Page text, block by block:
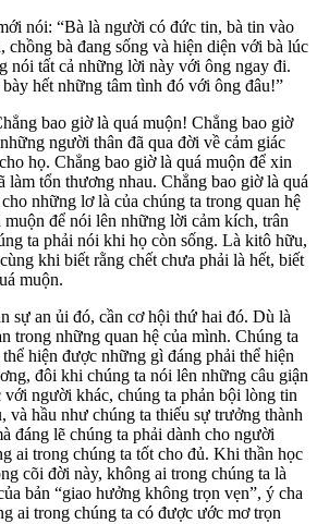
nói: “Bà là người có đức tin, bà tin vào
chồng bà đang sống và hiện diện với bà lúc
nói tất cả những lời này với ông ngay đi.
hết những tâm tình đó với ông đâu!”
bao giờ là quá muộn! Chẳng bao giờ
người thân đã qua đời về cảm giác
họ. Chẳng bao giờ là quá muộn để xin
làm tổn thương nhau. Chẳng bao giờ là quá
những lơ là của chúng ta trong quan hệ
muộn để nói lên những lời cảm kích, trân
ta phải nói khi họ còn sống. Là kitô hữu,
khi biết rằng chết chưa phải là hết, biết
muộn.
sự an ủi đó, cần cơ hội thứ hai đó. Dù là
trong những quan hệ của mình. Chúng ta
hiện được những gì đáng phải thể hiện
đôi khi chúng ta nói lên những câu giận
với người khác, chúng ta phản bội lòng tin
và hầu như chúng ta thiếu sự trưởng thành
đáng lẽ chúng ta phải dành cho người
ai trong chúng ta tốt cho đủ. Khi thần học
cõi đời này, không ai trong chúng ta là
bản “giao hưởng không trọn vẹn”, ý cha
ai trong chúng ta có được ước mơ trọn